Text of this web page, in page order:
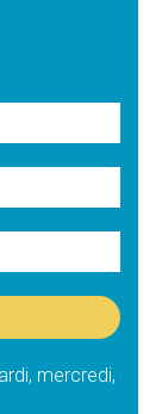
mercredi,